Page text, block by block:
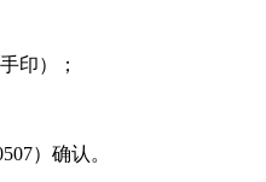
印）；
）确认。